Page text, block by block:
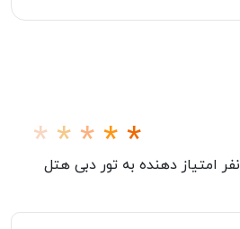
نفر امتیاز دهنده به تور دبی هتل